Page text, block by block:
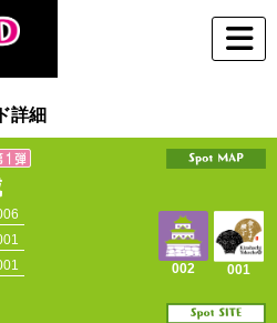
詳細
002
001